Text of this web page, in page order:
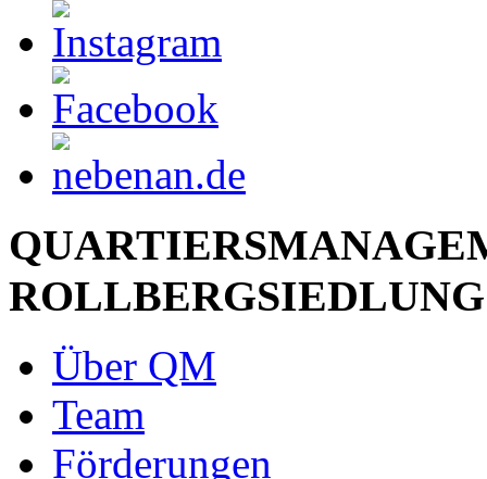
ROLLBERGSIEDLUNG
Über QM
Team
Förderungen